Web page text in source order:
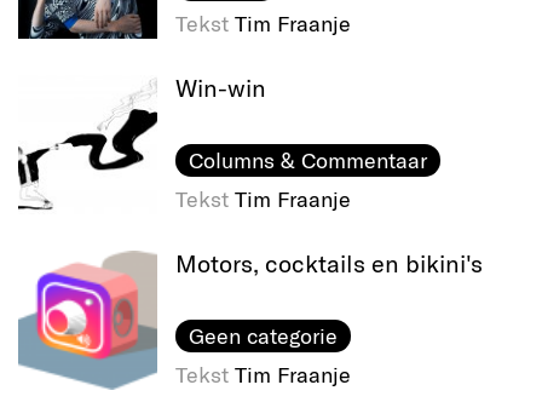
Tekst Tim Fraanje
Win-win
Columns & Commentaar
Tekst Tim Fraanje
Motors, cocktails en bikini's
Geen categorie
Tekst Tim Fraanje